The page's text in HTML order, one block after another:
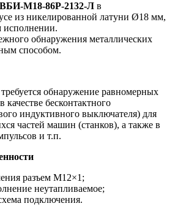
ВБИ-М18-86Р-2132-Л в
из никелированной латуни Ø18 мм,
обнаружения металлических
способом.
обнаружение равномерных
бесконтактного
индуктивного выключателя) для
частей машин (станков), а также в
и т.п.
разъем M12×1;
неутапливаемое;
подключения.